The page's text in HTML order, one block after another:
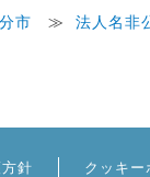
市 ≫ 法人名非
針 クッキー